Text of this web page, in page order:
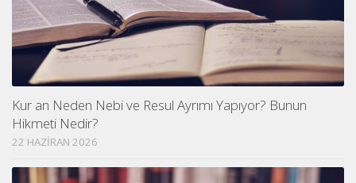
Kur an Neden Nebi ve Resul Ayrımı Yapıyor? Bunun
Hikmeti Nedir?
22 HAZIRAN 2026